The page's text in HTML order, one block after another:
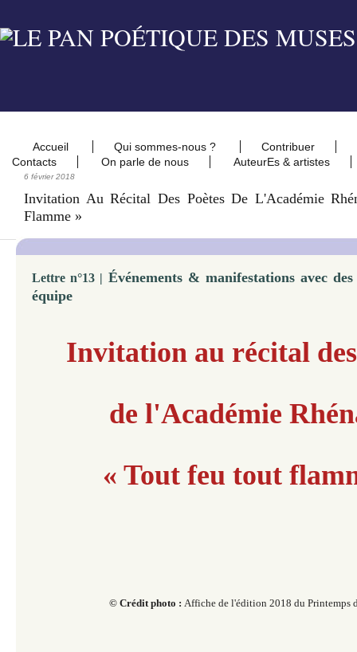
Accueil Qui sommes-nous ?
Contribuer
Contacts
On parle de nous AuteurEs & artistes
6 février 2018
Invitation Au Récital Des Poètes De L'Académie
Flamme »
Lettre n°13 | Événements & manifestations avec
équipe
Invitation au récital
de l'Académie
« Tout feu tout
© Crédit photo : Affiche de l'édition 2018 du Printemps